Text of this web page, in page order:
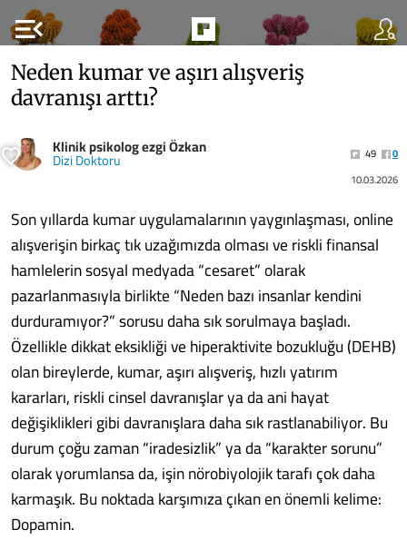
menu_open
Neden kumar ve aşırı alışveriş
davranışı arttı?
Klinik psikolog ezgi Özkan
Dizi Doktoru 49
0
10.03.2026
Son yıllarda kumar uygulamalarının yaygınlaşması, online
alışverişin birkaç tık uzağımızda olması ve riskli finansal
hamlelerin sosyal medyada “cesaret” olarak
pazarlanmasıyla birlikte “Neden bazı insanlar kendini
durduramıyor?” sorusu daha sık sorulmaya başladı.
Özellikle dikkat eksikliği ve hiperaktivite bozukluğu (DEHB)
olan bireylerde, kumar, aşırı alışveriş, hızlı yatırım
kararları, riskli cinsel davranışlar ya da ani hayat
değişiklikleri gibi davranışlara daha sık rastlanabiliyor. Bu
durum çoğu zaman “iradesizlik” ya da “karakter sorunu”
olarak yorumlansa da, işin nörobiyolojik tarafı çok daha
karmaşık. Bu noktada karşımıza çıkan en önemli kelime:
Dopamin.